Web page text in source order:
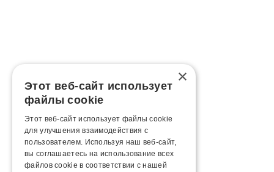
×
Этот веб-сайт использует
файлы cookie
Этот веб-сайт использует файлы cookie
для улучшения взаимодействия с
пользователем. Используя наш веб-сайт,
вы соглашаетесь на использование всех
файлов cookie в соответствии с нашей